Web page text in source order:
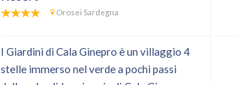
Orosei Sardegna
I Giardini di Cala Ginepro è un villaggio 4
stelle immerso nel verde a pochi passi